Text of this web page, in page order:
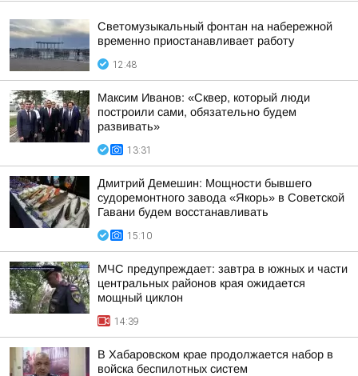
Светомузыкальный фонтан на набережной
временно приостанавливает работу
12:48
Максим Иванов: «Сквер, который люди
построили сами, обязательно будем
развивать»
13:31
Дмитрий Демешин: Мощности бывшего
судоремонтного завода «Якорь» в Советской
Гавани будем восстанавливать
15:10
МЧС предупреждает: завтра в южных и части
центральных районов края ожидается
мощный циклон
14:39
В Хабаровском крае продолжается набор в
войска беспилотных систем